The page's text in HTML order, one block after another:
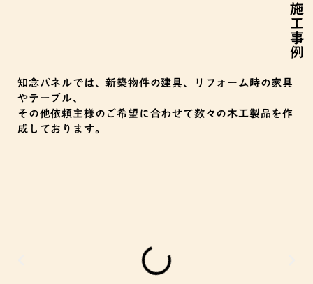
施工事例
知念パネルでは、新築物件の建具、リフォーム時の家具
やテーブル、
その他依頼主様のご希望に合わせて数々の木工製品を作
成しております。